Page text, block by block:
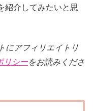
紹介してみたいと思
にアフィリエイトリ
リシーをお読みくださ